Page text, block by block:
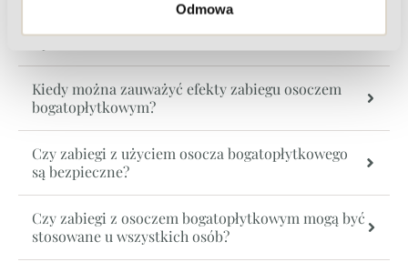
Odmowa
Kiedy można zauważyć efekty zabiegu osoczem
bogatopłytkowym?
Czy zabiegi z użyciem osocza bogatopłytkowego
są bezpieczne?
Czy zabiegi z osoczem bogatopłytkowym mogą być
stosowane u wszystkich osób?